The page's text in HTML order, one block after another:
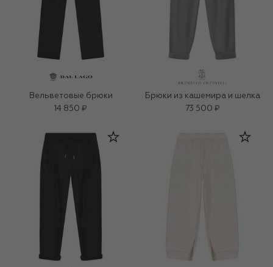
Вельветовые брюки
14 850 ₽
Брюки из кашемира и шелка
73 500 ₽